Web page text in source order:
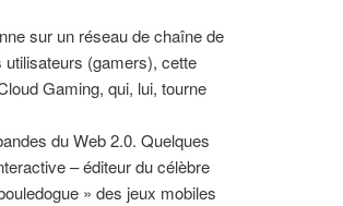
sur un réseau de chaîne de
(gamers), cette
Gaming, qui, lui, tourne
du Web 2.0. Quelques
– éditeur du célèbre
» des jeux mobiles